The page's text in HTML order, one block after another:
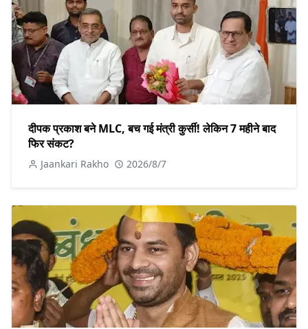
दीपक प्रकाश बने MLC, बच गई मंत्री कुर्सी! लेकिन 7 महीने बाद
फिर संकट?
Jaankari Rakho 2026/8/7